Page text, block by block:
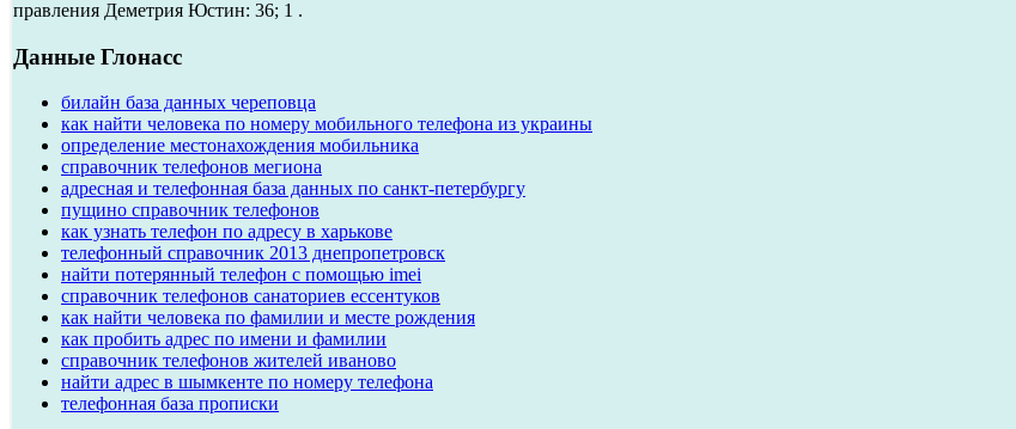
правления Деметрия Юстин: 36; 1 .
Данные Глонасс
билайн база данных череповца
как найти человека по номеру мобильного телефона из украины
определение местонахождения мобильника
справочник телефонов мегиона
адресная и телефонная база данных по санкт-петербургу
пущино справочник телефонов
как узнать телефон по адресу в харькове
телефонный справочник 2013 днепропетровск
найти потерянный телефон с помощью imei
справочник телефонов санаториев ессентуков
как найти человека по фамилии и месте рождения
как пробить адрес по имени и фамилии
справочник телефонов жителей иваново
найти адрес в шымкенте по номеру телефона
телефонная база прописки